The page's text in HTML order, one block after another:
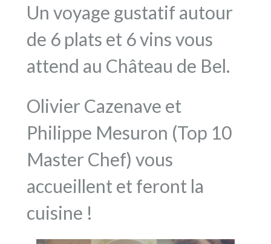
Un voyage gustatif autour
de 6 plats et 6 vins vous
attend au Château de Bel.
Olivier Cazenave et
Philippe Mesuron (Top 10
Master Chef) vous
accueillent et feront la
cuisine !